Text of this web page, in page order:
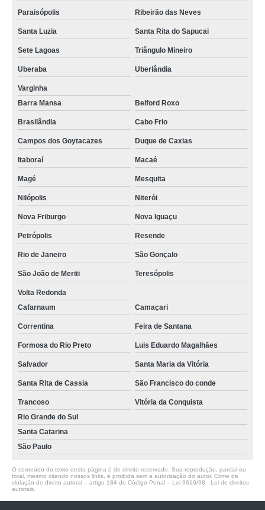
Paraisópolis Ribeirão das Neves
Santa Luzia Santa Rita do Sapucai
Sete Lagoas Triângulo Mineiro
Uberaba Uberlândia
Varginha
Barra Mansa
Belford Roxo
Brasilândia Cabo Frio
Campos dos Goytacazes Duque de Caxias
Itaboraí Macaé
Magé Mesquita
Nilópolis Niterói
Nova Friburgo Nova Iguaçu
Petrópolis Resende
Rio de Janeiro São Gonçalo
São João de Meriti Teresópolis
Volta Redonda
Cafarnaum
Camaçari
Correntina Feira de Santana
Formosa do Rio Preto Luis Eduardo Magalhães
Salvador Santa Maria da Vitória
Santa Rita de Cassia São Francisco do conde
Trancoso
Vitória da Conquista
Rio Grande do Sul
Santa Catarina
São Paulo
O conteúdo do texto desta página é de direito reservado. Sua reprodução, parcial ou
total, mesmo citando nossos links, é proibida sem a autorização do autor. Crime de
violação de direito autoral – artigo 184 do Código Penal – Lei 9610/98 - Lei de direitos
autorais